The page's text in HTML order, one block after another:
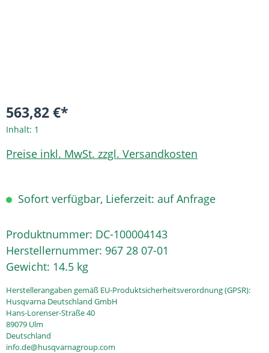
563,82 €*
Inhalt: 1
Preise inkl. MwSt. zzgl. Versandkosten
Sofort verfügbar, Lieferzeit: auf Anfrage
Produktnummer: DC-100004143
Herstellernummer: 967 28 07-01
Gewicht: 14.5 kg
Herstellerangaben gemäß EU-Produktsicherheitsverordnung (GPSR):
Husqvarna Deutschland GmbH
Hans-Lorenser-Straße 40
89079 Ulm
Deutschland
info.de@husqvarnagroup.com